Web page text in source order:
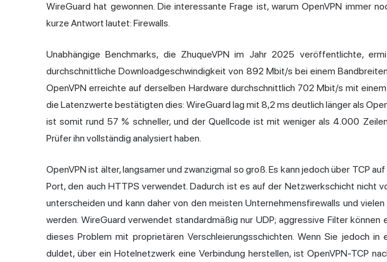
WireGuard hat gewonnen. Die interessante Frage ist, warum OpenVPN immer
kurze Antwort lautet: Firewalls.
Unabhängige Benchmarks, die ZhuqueVPN im Jahr 2025 veröffentlichte,
durchschnittliche Downloadgeschwindigkeit von 892 Mbit/s bei einem
OpenVPN erreichte auf derselben Hardware durchschnittlich 702 Mbit/s mit
die Latenzwerte bestätigten dies: WireGuard lag mit 8,2 ms deutlich länger als
ist somit rund 57 % schneller, und der Quellcode ist mit weniger als 4.000
Prüfer ihn vollständig analysiert haben.
OpenVPN ist älter, langsamer und zwanzigmal so groß. Es kann jedoch über TCP
Port, den auch HTTPS verwendet. Dadurch ist es auf der Netzwerkschicht nicht
unterscheiden und kann daher von den meisten Unternehmensfirewalls und
werden. WireGuard verwendet standardmäßig nur UDP; aggressive Filter können
dieses Problem mit proprietären Verschleierungsschichten. Wenn Sie jedoch in
duldet, über ein Hotelnetzwerk eine Verbindung herstellen, ist OpenVPN-TCP